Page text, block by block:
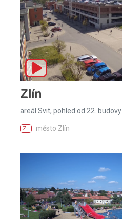
Zlín
areál Svit, pohled od 22. budovy
ZL město Zlín